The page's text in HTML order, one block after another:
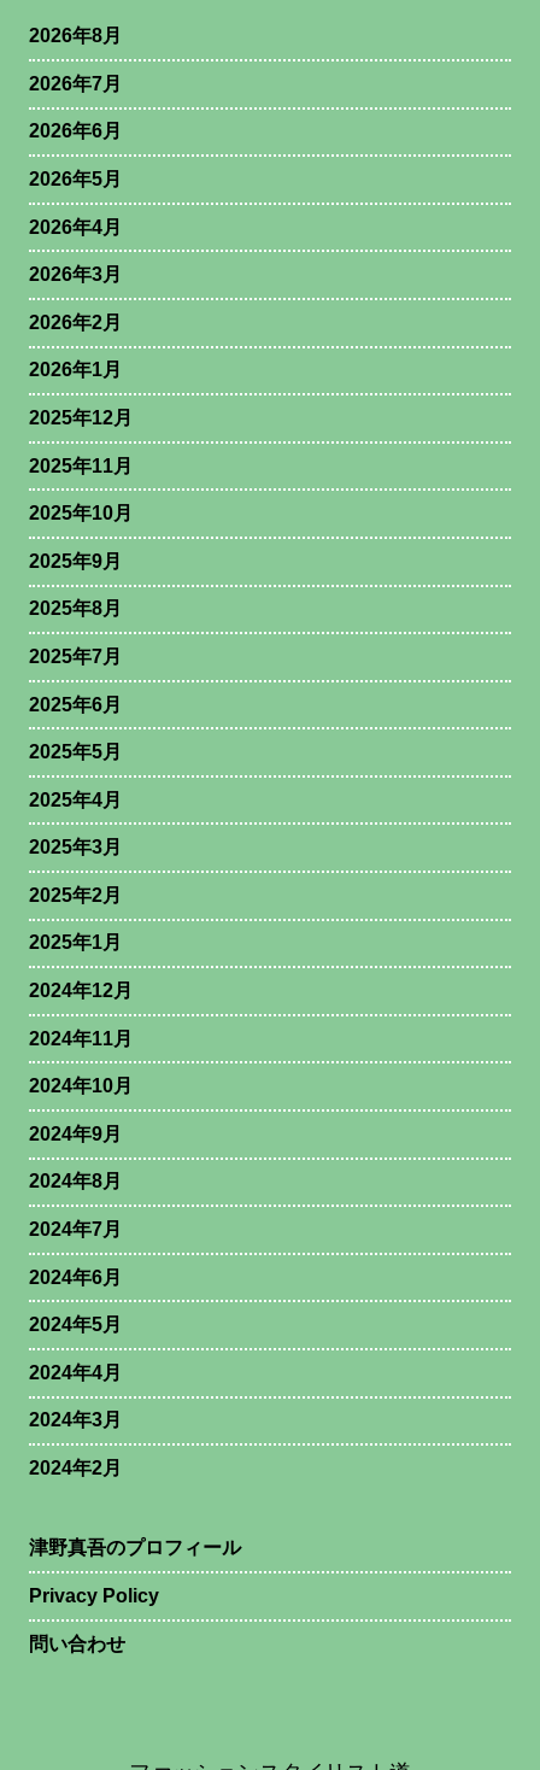
2026年8月
2026年7月
2026年6月
2026年5月
2026年4月
2026年3月
2026年2月
2026年1月
2025年12月
2025年11月
2025年10月
2025年9月
2025年8月
2025年7月
2025年6月
2025年5月
2025年4月
2025年3月
2025年2月
2025年1月
2024年12月
2024年11月
2024年10月
2024年9月
2024年8月
2024年7月
2024年6月
2024年5月
2024年4月
2024年3月
2024年2月
津野真吾のプロフィール
Privacy Policy
問い合わせ